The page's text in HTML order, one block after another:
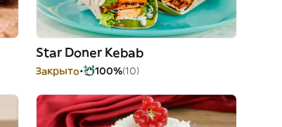
Star Doner Kebab
Закрыто 100%(10)